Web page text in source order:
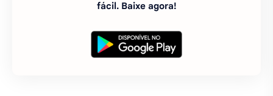
fácil. Baixe agora!